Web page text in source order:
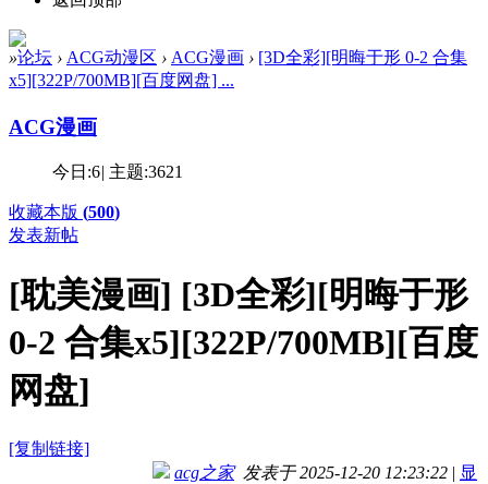
»论坛 › ACG动漫区 › ACG漫画 › [3D全彩][明晦于形 0-2 合集
x5][322P/700MB][百度网盘] ...
ACG漫画
今日:6| 主题:3621
收藏本版 (500)
发表新帖
[耽美漫画] [3D全彩][明晦于形
0-2 合集x5][322P/700MB][百度
网盘]
[复制链接]
acg之家发表于 2025-12-20 12:23:22 | 显